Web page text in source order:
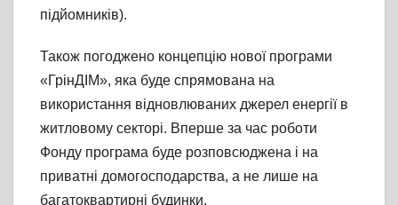
підйомників).
Також погоджено концепцію нової програми
«ГрінДІМ», яка буде спрямована на
використання відновлюваних джерел енергії в
житловому секторі. Вперше за час роботи
Фонду програма буде розповсюджена і на
приватні домогосподарства, а не лише на
багатоквартирні будинки.